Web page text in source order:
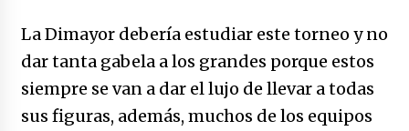
La Dimayor debería estudiar este torneo y no
dar tanta gabela a los grandes porque estos
siempre se van a dar el lujo de llevar a todas
sus figuras, además, muchos de los equipos